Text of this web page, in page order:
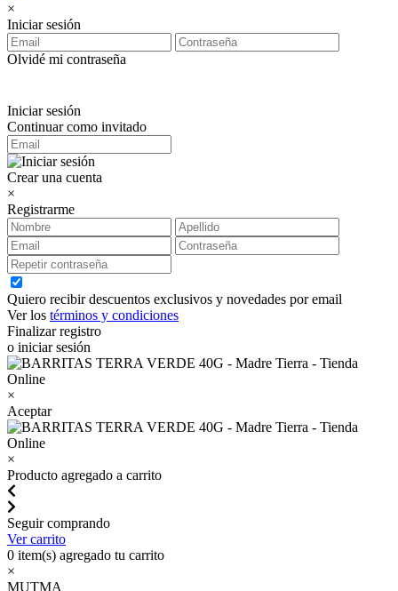
×
Iniciar sesión
Olvidé mi contraseña
Iniciar sesión
Continuar como invitado
Crear una cuenta
×
Registrarme
Quiero recibir descuentos exclusivos y novedades por email
Ver los términos y condiciones
Finalizar registro
o iniciar sesión
×
Aceptar
×
Producto agregado a carrito
Seguir comprando
Ver carrito
0 item(s) agregado tu carrito
×
MUTMA